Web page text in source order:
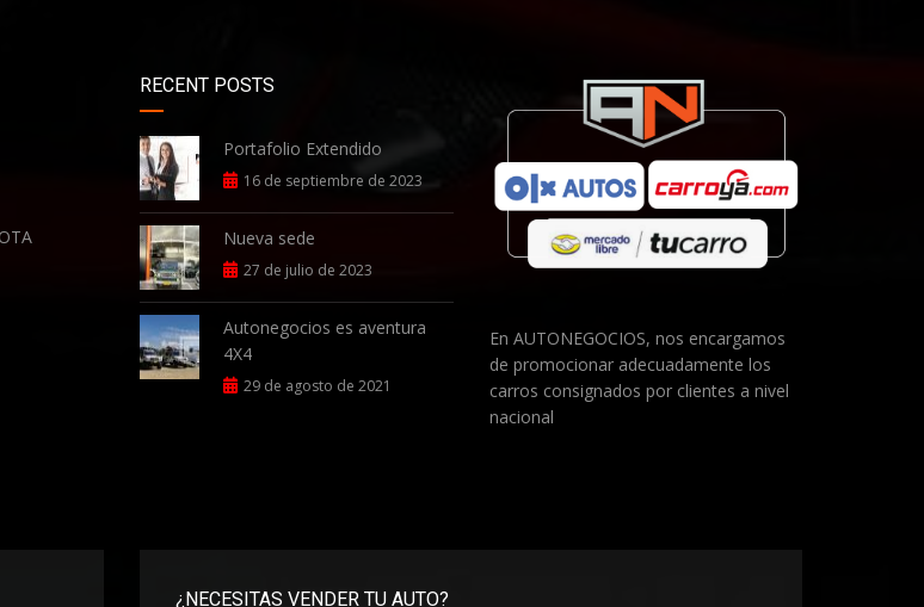
RECENT POSTS
Portafolio Extendido
16 de septiembre de 2023
Nueva sede
27 de julio de 2023
Autonegocios es aventura
4X4
29 de agosto de 2021
En AUTONEGOCIOS, nos encargamos
de promocionar adecuadamente los
carros consignados por clientes a nivel
nacional
¿NECESITAS VENDER TU AUTO?